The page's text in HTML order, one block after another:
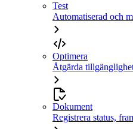
Test
Automatiserad och
Optimera
Åtgärda
Dokument
Registrera status,